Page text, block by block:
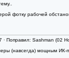
фотку рабочей
· Поправил: Sashman (02
(навсегда) мощным ИК-